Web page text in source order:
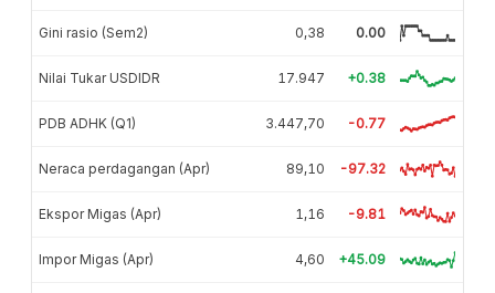
Gini rasio (Sem2) 0,38 0.00
Nilai Tukar USDIDR 17.947 +0.38
PDB ADHK (Q1) 3.447,70 -0.77
Neraca perdagangan (Apr) 89,10 -97.32
Ekspor Migas (Apr) 1,16 -9.81
Impor Migas (Apr) 4,60 +45.09